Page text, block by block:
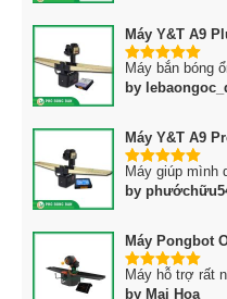
Máy Y&T A9
5trên 5
Máy bắn bóng
by
Máy Y&T A9
5trên 5
Máy giúp mình
by
Máy Pongbot
5trên 5
Máy hỗ trợ rất
by Mai Hoa